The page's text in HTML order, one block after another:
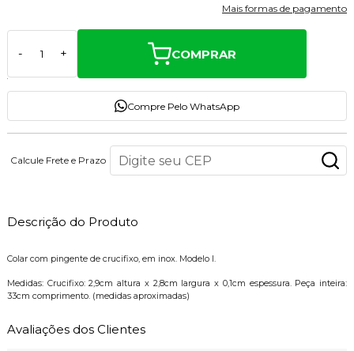
Mais formas de pagamento
- + COMPRAR
Compre Pelo WhatsApp
Calcule Frete e Prazo
Descrição do Produto
Colar com pingente de crucifixo, em inox. Modelo I.
Medidas: Crucifixo: 2,9cm altura x 2,8cm largura x 0,1cm espessura. Peça inteira:
33cm comprimento. (medidas aproximadas)
Avaliações dos Clientes